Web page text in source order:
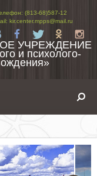
(813-68)587-12
kir.center.mpps@mail.ru
Tw
УЧРЕЖДЕНИЕ
и психолого-